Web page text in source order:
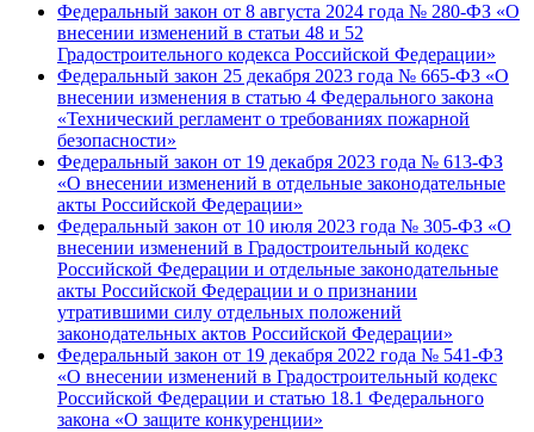
Федеральный закон от 8 августа 2024 года № 280-ФЗ «О
внесении изменений в статьи 48 и 52
Градостроительного кодекса Российской Федерации»
Федеральный закон 25 декабря 2023 года № 665-ФЗ «О
внесении изменения в статью 4 Федерального закона
«Технический регламент о требованиях пожарной
безопасности»
Федеральный закон от 19 декабря 2023 года № 613-ФЗ
«О внесении изменений в отдельные законодательные
акты Российской Федерации»
Федеральный закон от 10 июля 2023 года № 305-ФЗ «О
внесении изменений в Градостроительный кодекс
Российской Федерации и отдельные законодательные
акты Российской Федерации и о признании
утратившими силу отдельных положений
законодательных актов Российской Федерации»
Федеральный закон от 19 декабря 2022 года № 541-ФЗ
«О внесении изменений в Градостроительный кодекс
Российской Федерации и статью 18.1 Федерального
закона «О защите конкуренции»